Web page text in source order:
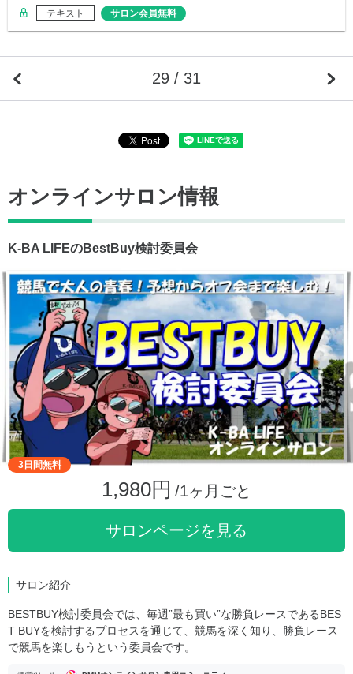
テキスト サロン会員無料
29 / 31
オンラインサロン情報
K-BA LIFEのBestBuy検討委員会
3日間無料
1,980円 /1ヶ月ごと
サロンページを見る
サロン紹介
BESTBUY検討委員会では、毎週”最も買い”な勝負レースであるBES
T BUYを検討するプロセスを通じて、競馬を深く知り、勝負レース
で競馬を楽しもうという委員会です。